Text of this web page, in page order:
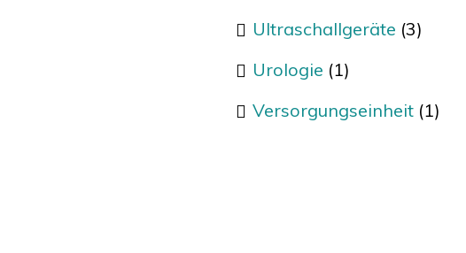
Ultraschallgeräte (3)
Urologie (1)
Versorgungseinheit (1)